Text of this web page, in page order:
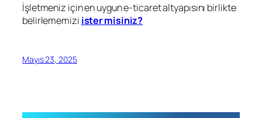
İşletmeniz için en uygun e-ticaret altyapısını birlikte
belirlememizi ister misiniz?
Mayıs 23, 2025